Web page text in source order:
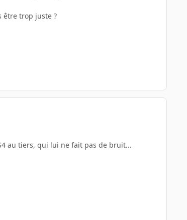
être trop juste ?
au tiers, qui lui ne fait pas de bruit...